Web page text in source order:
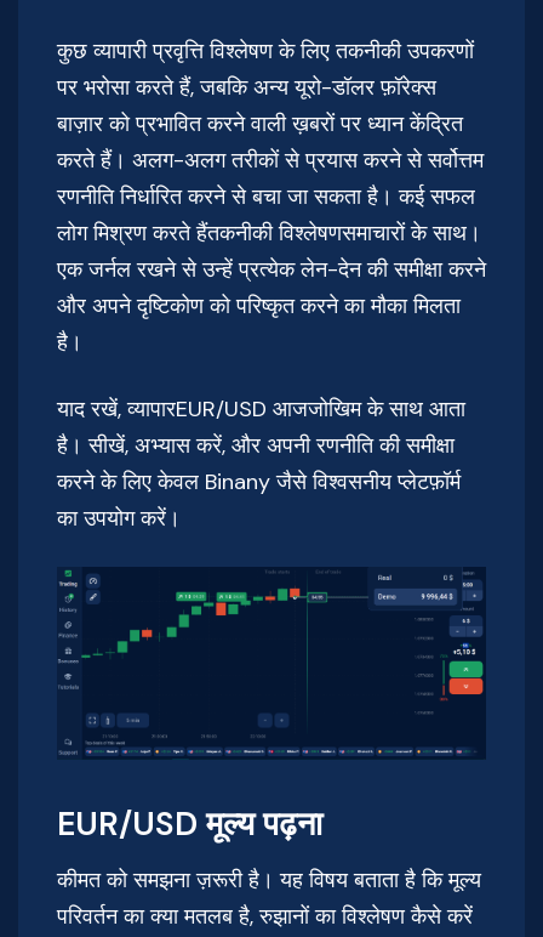
कुछ व्यापारी प्रवृत्ति विश्लेषण के लिए तकनीकी उपकरणों
पर भरोसा करते हैं, जबकि अन्य यूरो-डॉलर फ़ॉरेक्स
बाज़ार को प्रभावित करने वाली ख़बरों पर ध्यान केंद्रित
करते हैं। अलग-अलग तरीकों से प्रयास करने से सर्वोत्तम
रणनीति निर्धारित करने से बचा जा सकता है। कई सफल
लोग मिश्रण करते हैंतकनीकी विश्लेषणसमाचारों के साथ।
एक जर्नल रखने से उन्हें प्रत्येक लेन-देन की समीक्षा करने
और अपने दृष्टिकोण को परिष्कृत करने का मौका मिलता
है।
याद रखें, व्यापारEUR/USD आजजोखिम के साथ आता
है। सीखें, अभ्यास करें, और अपनी रणनीति की समीक्षा
करने के लिए केवल Binany जैसे विश्वसनीय प्लेटफ़ॉर्म
का उपयोग करें।
EUR/USD मूल्य पढ़ना
कीमत को समझना ज़रूरी है। यह विषय बताता है कि मूल्य
परिवर्तन का क्या मतलब है, रुझानों का विश्लेषण कैसे करें